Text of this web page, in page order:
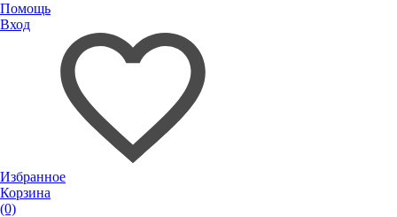
Помощь
Вход
Избранное
Корзина
(0)